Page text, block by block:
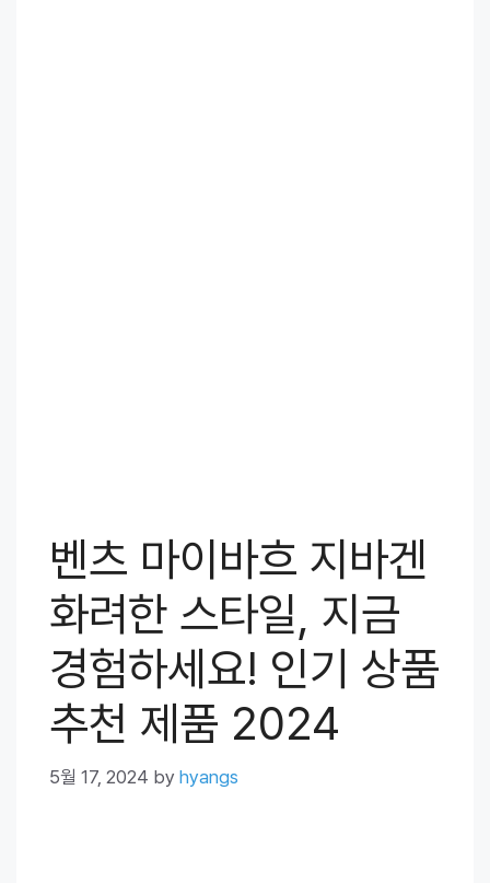
벤츠 마이바흐 지바겐
화려한 스타일, 지금
경험하세요! 인기 상품
추천 제품 2024
5월 17, 2024 by hyangs